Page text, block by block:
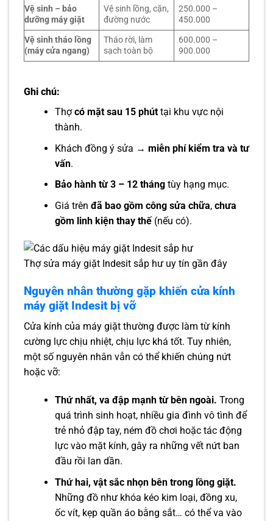
Vệ sinh – bảo
dưỡng máy giặt
Vệ sinh lồng, cặn,
đường nước
250.000 –
450.000
Vệ sinh tháo lồng
(máy cửa ngang)
Tháo rời, làm
sạch toàn bộ
600.000 –
900.000
Ghi chú:
Thợcó mặt sau 15 phúttại khu vực nội
thành.
Khách đồng ý sửa → miễn phí kiểm tra và tư
vấn.
Bảo hành từ 3 – 12 thángtùy hạng mục.
Giá trên đã bao gồm công sửa chữa, chưa
gồm linh kiện thay thế(nếu có).
Thợ sửa máy giặt Indesit sắp hư uy tín gần đây
Nguyên nhân thường gặp khiến cửa kính
máy giặt Indesit bị vỡ
Cửa kính của máy giặt thường được làm từ kính
cường lực chịu nhiệt, chịu lực khá tốt. Tuy nhiên,
một số nguyên nhân vẫn có thể khiến chúng nứt
hoặc vỡ:
Thứ nhất, va đập mạnh từ bên ngoài. Trong
quá trình sinh hoạt, nhiều gia đình vô tình để
trẻ nhỏ đập tay, ném đồ chơi hoặc tác động
lực vào mặt kính, gây ra những vết nứt ban
đầu rồi lan dần.
Thứ hai, vật sắc nhọn bên trong lồng giặt.
Những đồ như khóa kéo kim loại, đồng xu,
ốc vít, kẹp quần áo bằng sắt… có thể va vào